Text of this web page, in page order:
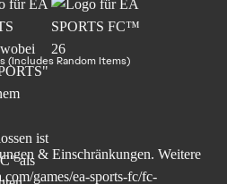
(Includes Random Items)
& Einschränkungen. Weitere
games/ea-sports-fc/fc-